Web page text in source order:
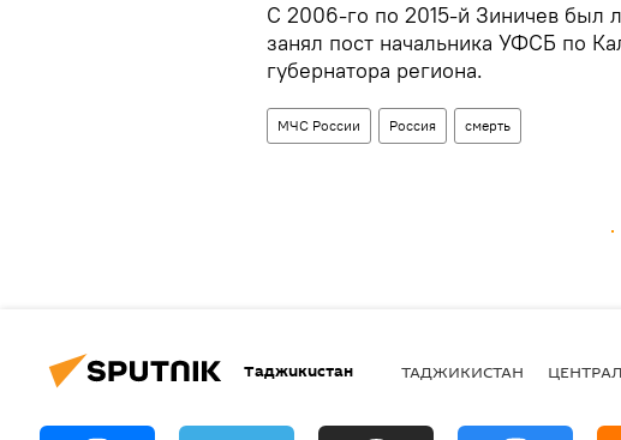
С 2006-го по 2015-й Зиничев был
занял пост начальника УФСБ по
губернатора региона.
МЧС России Россия смерть
Таджикистан ТАДЖИКИСТАН